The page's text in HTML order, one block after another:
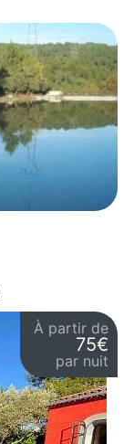
À partir de
75€
par nuit